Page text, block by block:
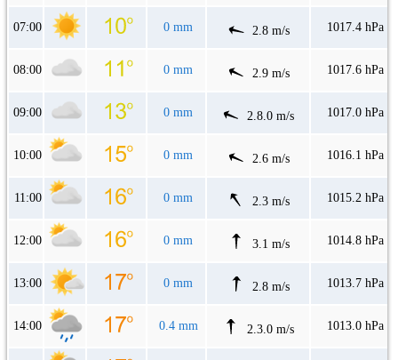
07:00 0 mm 2.8 m/s 1017.4 hPa
08:00 0 mm 2.9 m/s 1017.6 hPa
09:00 0 mm 2.8.0 m/s 1017.0 hPa
10:00 0 mm 2.6 m/s 1016.1 hPa
11:00 0 mm 2.3 m/s 1015.2 hPa
12:00 0 mm 3.1 m/s 1014.8 hPa
13:00 0 mm 2.8 m/s 1013.7 hPa
14:00 0.4 mm 2.3.0 m/s 1013.0 hPa